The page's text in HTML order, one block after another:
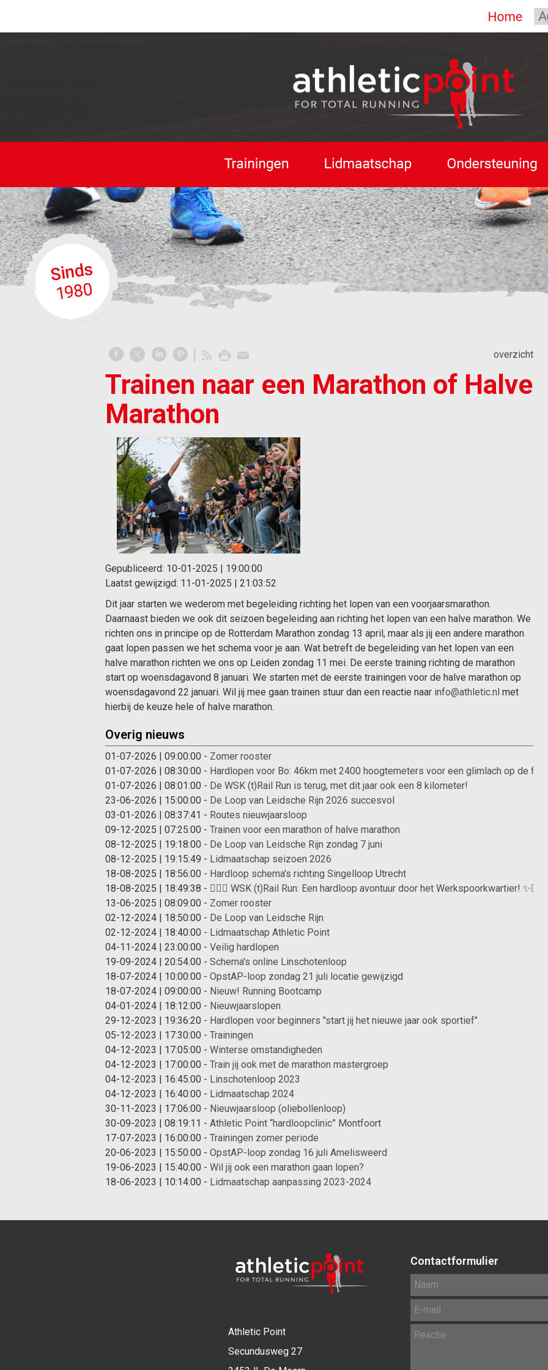
overzicht
Trainen naar een Marathon of Halve
Marathon
Gepubliceerd: 10-01-2025 | 19:00:00
Laatst gewijzigd: 11-01-2025 | 21:03:52
Dit jaar starten we wederom met begeleiding richting het lopen van een voorjaarsmarathon.
Daarnaast bieden we ook dit seizoen begeleiding aan richting het lopen van een halve marathon. We
richten ons in principe op de Rotterdam Marathon zondag 13 april, maar als jij een andere marathon
gaat lopen passen we het schema voor je aan. Wat betreft de begeleiding van het lopen van een
halve marathon richten we ons op Leiden zondag 11 mei. De eerste training richting de marathon
start op woensdagavond 8 januari. We starten met de eerste trainingen voor de halve marathon op
woensdagavond 22 januari. Wil jij mee gaan trainen stuur dan een reactie naar info@athletic.nl met
hierbij de keuze hele of halve marathon.
Overig nieuws
01-07-2026 | 09:00:00 - Zomer rooster
01-07-2026 | 08:30:00 - Hardlopen voor Bo: 46km met 2400 hoogtemeters voor een glimlach op de fiets
01-07-2026 | 08:01:00 - De WSK (t)Rail Run is terug, met dit jaar ook een 8 kilometer!
23-06-2026 | 15:00:00 - De Loop van Leidsche Rijn 2026 succesvol
03-01-2026 | 08:37:41 - Routes nieuwjaarsloop
09-12-2025 | 07:25:00 - Trainen voor een marathon of halve marathon
08-12-2025 | 19:18:00 - De Loop van Leidsche Rijn zondag 7 juni
08-12-2025 | 19:15:49 - Lidmaatschap seizoen 2026
18-08-2025 | 18:56:00 - Hardloop schema's richting Singelloop Utrecht
18-08-2025 | 18:49:38 - 🏃‍♀️✨ WSK (t)Rail Run: Een hardloop avontuur door het Werkspoorkwartier! ✨🏃‍♂️
13-06-2025 | 08:09:00 - Zomer rooster
02-12-2024 | 18:50:00 - De Loop van Leidsche Rijn
02-12-2024 | 18:40:00 - Lidmaatschap Athletic Point
04-11-2024 | 23:00:00 - Veilig hardlopen
19-09-2024 | 20:54:00 - Schema's online Linschotenloop
18-07-2024 | 10:00:00 - OpstAP-loop zondag 21 juli locatie gewijzigd
18-07-2024 | 09:00:00 - Nieuw! Running Bootcamp
04-01-2024 | 18:12:00 - Nieuwjaarslopen
29-12-2023 | 19:36:20 - Hardlopen voor beginners "start jij het nieuwe jaar ook sportief".
05-12-2023 | 17:30:00 - Trainingen
04-12-2023 | 17:05:00 - Winterse omstandigheden
04-12-2023 | 17:00:00 - Train jij ook met de marathon mastergroep
04-12-2023 | 16:45:00 - Linschotenloop 2023
04-12-2023 | 16:40:00 - Lidmaatschap 2024
30-11-2023 | 17:06:00 - Nieuwjaarsloop (oliebollenloop)
30-09-2023 | 08:19:11 - Athletic Point “hardloopclinic” Montfoort
17-07-2023 | 16:00:00 - Trainingen zomer periode
20-06-2023 | 15:50:00 - OpstAP-loop zondag 16 juli Amelisweerd
19-06-2023 | 15:40:00 - Wil jij ook een marathon gaan lopen?
18-06-2023 | 10:14:00 - Lidmaatschap aanpassing 2023-2024
Athletic Point
Secundusweg 27
Contactformulier